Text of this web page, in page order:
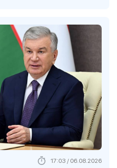
17:03 / 06.08.2026